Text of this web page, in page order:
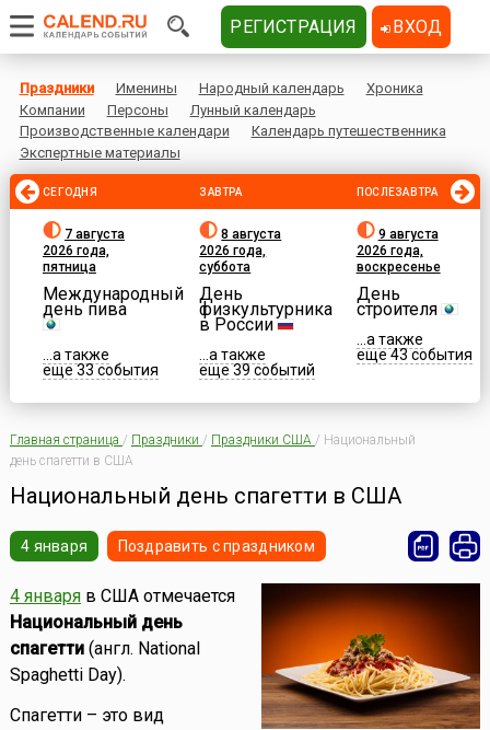
Праздники Именины Народный календарь
Хроника
Компании
Персоны
Лунный календарь
Производственные календари
Календарь путешественника
Экспертные материалы
СЕГОДНЯ
7 августа
2026 года,
пятница
Международный
день пива
...а также
еще 33 события
ЗАВТРА
8 августа
2026 года,
суббота
День
физкультурника
в России
...а также
еще 39 событий
ПОСЛЕЗАВТРА
9 августа
2026 года,
воскресенье
День
строителя
...а также
еще 43 события
Главная страница / Праздники / Праздники США / Национальный
день спагетти в США
Национальный день спагетти в США
4 января Поздравить с праздником
4 январяв США отмечается
Национальный день
спагетти(англ. National
Spaghetti Day).
Спагетти – это вид
РЕГИСТРАЦИЯ ВХОД